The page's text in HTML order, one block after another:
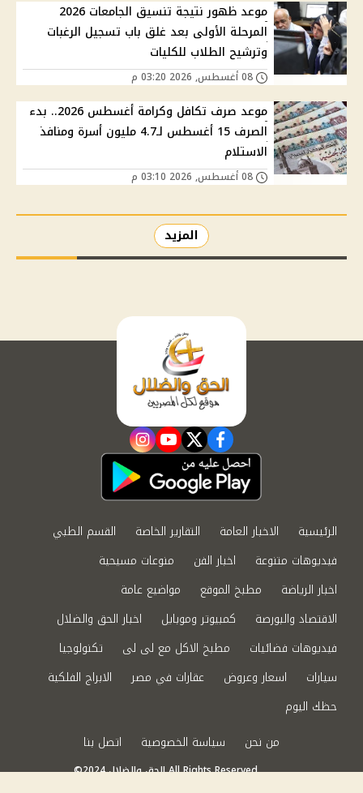
موعد ظهور نتيجة تنسيق الجامعات 2026
المرحلة الأولى بعد غلق باب تسجيل الرغبات
وترشيح الطلاب للكليات
موعد صرف تكافل وكرامة أغسطس 2026.. بدء
الصرف 15 أغسطس لـ4.7 مليون أسرة ومنافذ
الاستلام
المزيد
facebook
twitter
youtube
instagram
الرئيسية الاخبار العامة التقارير الخاصة
القسم الطبي
فيديوهات متنوعة
اخبار الفن
منوعات مسيحية
اخبار الرياضة
مطبخ الموقع
مواضيع عامة
الاقتصاد والبورصة
كمبيوتر وموبايل
اخبار الحق والضلال
فيديوهات فضائيات
مطبخ الاكل مع لى لى
تكنولوجيا
سيارات
اسعار وعروض عقارات في مصر
الابراج الفلكية
حظك اليوم
من نحن
سياسة الخصوصية اتصل بنا
©2024 الحق والضلال All Rights Reserved.